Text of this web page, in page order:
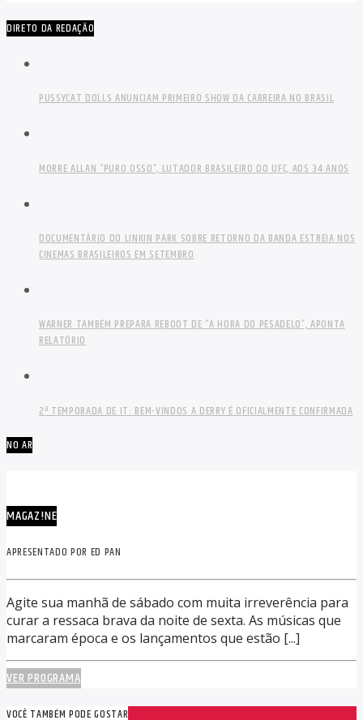
DIRETO DA REDAÇÃO
PUSSYCAT DOLLS ANUNCIAM PRIMEIRO SHOW DA CARREIRA NO BRASIL
MORRE ALLAN “PURO OSSO”, LUTADOR BRASILEIRO DO UFC, AOS 34 ANOS
DOCUMENTÁRIO DO LINKIN PARK SOBRE RETORNO DA BANDA ESTREIA NOS
CINEMAS BRASILEIROS EM SETEMBRO
WARNER TAMBÉM PREPARA REBOOT DE “A HORA DO PESADELO”, APONTA
RELATÓRIO
2ª TEMPORADA DE IT: BEM-VINDOS A DERRY É OFICIALMENTE CONFIRMADA
NO AR
MAGAZ!NE
APRESENTADO POR ED PAN
Agite sua manhã de sábado com muita irreverência para
curar a ressaca brava da noite de sexta. As músicas que
marcaram época e os lançamentos que estão [...]
VER PROGRAMA
VOCÊ TAMBÉM PODE GOSTAR